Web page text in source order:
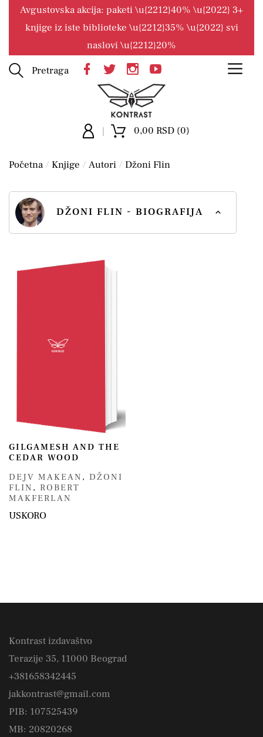
Avgustovska akcija: paketi \u{2212}40% \u{2022} 3+
knjige iz iste biblioteke \u{2212}35% \u{2022} svi
naslovi \u{2212}20%
Pretraga
0,00 RSD (0)
Početna Knjige Autori Džoni Flin
DŽONI FLIN - BIOGRAFIJA
GILGAMESH AND THE
CEDAR WOOD
DEJV MAKEAN , DŽONI
FLIN , ROBERT
MAKFERLAN
USKORO
Kontrast izdavaštvo
Terazije 35, 11000 Beograd
+381658342445
jakkontrast@gmail.com
PIB: 107525439
MB: 20820268